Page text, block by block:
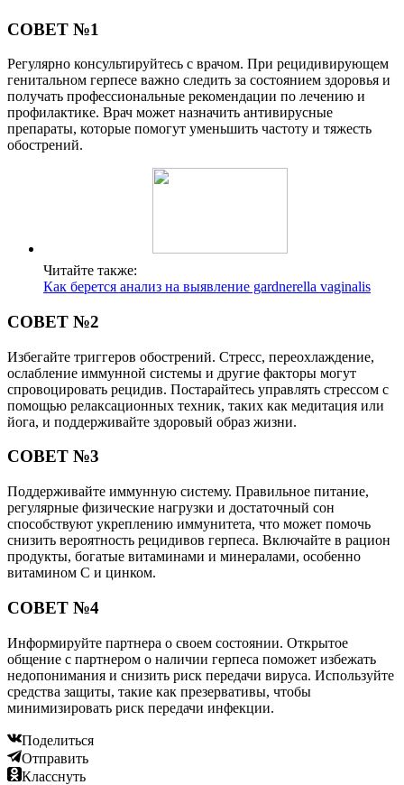
СОВЕТ №1
Регулярно консультируйтесь с врачом. При рецидивирующем
генитальном герпесе важно следить за состоянием здоровья и
получать профессиональные рекомендации по лечению и
профилактике. Врач может назначить антивирусные
препараты, которые помогут уменьшить частоту и тяжесть
обострений.
Читайте также:
Как берется анализ на выявление gardnerella vaginalis
СОВЕТ №2
Избегайте триггеров обострений. Стресс, переохлаждение,
ослабление иммунной системы и другие факторы могут
спровоцировать рецидив. Постарайтесь управлять стрессом с
помощью релаксационных техник, таких как медитация или
йога, и поддерживайте здоровый образ жизни.
СОВЕТ №3
Поддерживайте иммунную систему. Правильное питание,
регулярные физические нагрузки и достаточный сон
способствуют укреплению иммунитета, что может помочь
снизить вероятность рецидивов герпеса. Включайте в рацион
продукты, богатые витаминами и минералами, особенно
витамином C и цинком.
СОВЕТ №4
Информируйте партнера о своем состоянии. Открытое
общение с партнером о наличии герпеса поможет избежать
недопонимания и снизить риск передачи вируса. Используйте
средства защиты, такие как презервативы, чтобы
минимизировать риск передачи инфекции.
Поделиться
Отправить
Класснуть